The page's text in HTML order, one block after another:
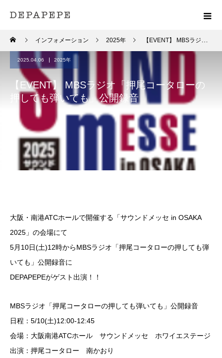
インフォメーション 2025年 【EVENT】 MBSラジオ「押尾コータローの押しても弾いても」公開録音
2025.04.06 2025年
【EVENT】 MBSラジオ「押尾コータローの
押しても弾いても」公開録音
大阪・南港ATCホールで開催する「サウンドメッセ in OSAKA
2025」の会場にて
5月10日(土)12時からMBSラジオ「押尾コータローの押しても弾
いても」公開録音に
DEPAPEPEがゲスト出演！！
MBSラジオ「押尾コータローの押しても弾いても」公開録音
日程：5/10(土)12:00-12:45
会場：大阪南港ATCホール サウンドメッセ ホワイエステージ
出演：押尾コータロー 南かおり